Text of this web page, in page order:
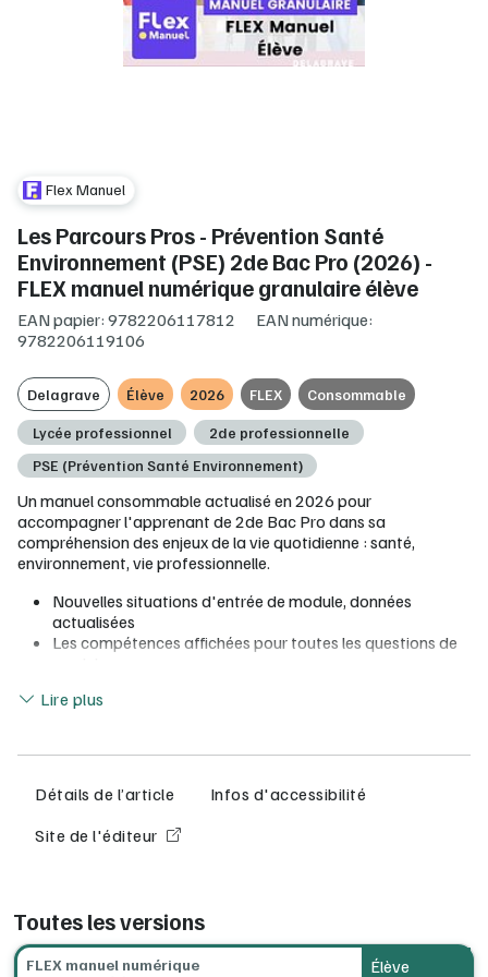
Flex Manuel
Les Parcours Pros - Prévention Santé
Environnement (PSE) 2de Bac Pro (2026) -
FLEX manuel numérique granulaire élève
EAN papier: 9782206117812
EAN numérique:
9782206119106
Delagrave Élève 2026 FLEX Consommable
Lycée professionnel
2de professionnelle
PSE (Prévention Santé Environnement)
Un manuel consommable actualisé en 2026 pour
accompagner l'apprenant de 2de Bac Pro dans sa
compréhension des enjeux de la vie quotidienne : santé,
environnement, vie professionnelle.
Nouvelles situations d'entrée de module, données
actualisées
Les compétences affichées pour toutes les questions de
Des QCM pour se tester et s'évaluer en autonomie
classe
Flex Manuel, le manuel numérique granulaire au service de
votre liberté pédagogique
Assignation de devoirs, suivi des résultats individuels et
corrections en ligne
Création et gestion de groupes avec partage de vos
Lire plus
Détails de l’article
Infos d'accessibilité
Site de l'éditeur
Toutes les versions
Élève
FLEX manuel numérique